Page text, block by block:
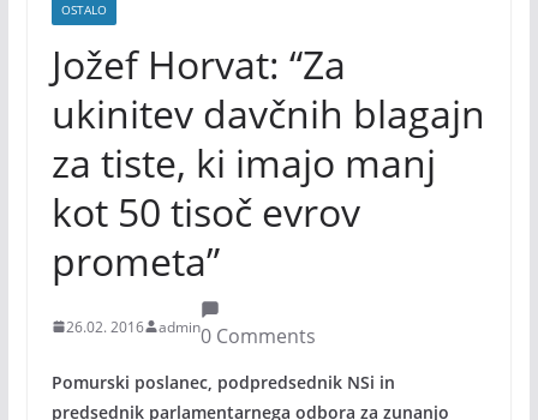
OSTALO
Jožef Horvat: “Za
ukinitev davčnih blagajn
za tiste, ki imajo manj
kot 50 tisoč evrov
prometa”
26.02. 2016 admin0 Comments
Pomurski poslanec, podpredsednik NSi in
predsednik parlamentarnega odbora za zunanjo